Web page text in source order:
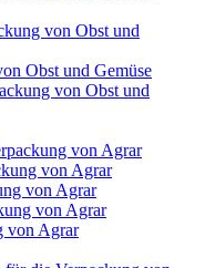
von Obst und
Obst und Gemüse
von Obst und
von Agrar
von Agrar
von Agrar
von Agrar
von Agrar